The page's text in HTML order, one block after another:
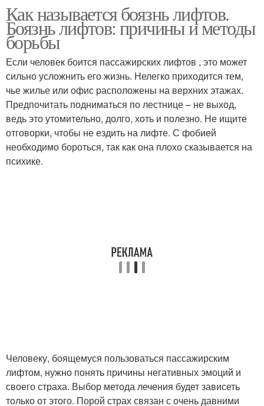
Как называется боязнь лифтов.
Боязнь лифтов: причины и методы
борьбы
Если человек боится пассажирских лифтов , это может
сильно усложнить его жизнь. Нелегко приходится тем,
чье жилье или офис расположены на верхних этажах.
Предпочитать подниматься по лестнице – не выход,
ведь это утомительно, долго, хоть и полезно. Не ищите
отговорки, чтобы не ездить на лифте. С фобией
необходимо бороться, так как она плохо сказывается на
психике.
Человеку, боящемуся пользоваться пассажирским
лифтом, нужно понять причины негативных эмоций и
своего страха. Выбор метода лечения будет зависеть
только от этого. Порой страх связан с очень давними